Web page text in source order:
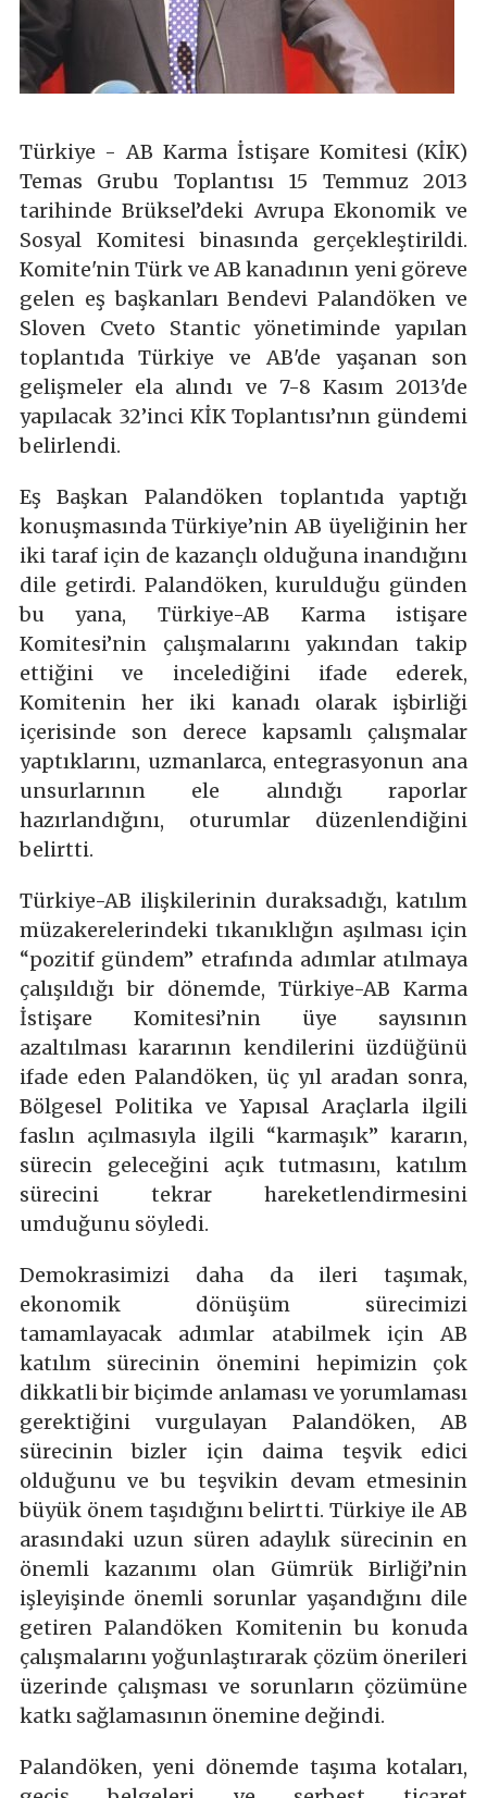
Türkiye - AB Karma İstişare Komitesi (KİK)
Temas Grubu Toplantısı 15 Temmuz 2013
tarihinde Brüksel’deki Avrupa Ekonomik ve
Sosyal Komitesi binasında gerçekleştirildi.
Komite'nin Türk ve AB kanadının yeni göreve
gelen eş başkanları Bendevi Palandöken ve
Sloven Cveto Stantic yönetiminde yapılan
toplantıda Türkiye ve AB'de yaşanan son
gelişmeler ela alındı ve 7-8 Kasım 2013'de
yapılacak 32’inci KİK Toplantısı’nın gündemi
belirlendi.
Eş Başkan Palandöken toplantıda yaptığı
konuşmasında Türkiye’nin AB üyeliğinin her
iki taraf için de kazançlı olduğuna inandığını
dile getirdi. Palandöken, kurulduğu günden
bu yana, Türkiye-AB Karma istişare
Komitesi’nin çalışmalarını yakından takip
ettiğini ve incelediğini ifade ederek,
Komitenin her iki kanadı olarak işbirliği
içerisinde son derece kapsamlı çalışmalar
yaptıklarını, uzmanlarca, entegrasyonun ana
unsurlarının ele alındığı raporlar
hazırlandığını, oturumlar düzenlendiğini
belirtti.
Türkiye-AB ilişkilerinin duraksadığı, katılım
müzakerelerindeki tıkanıklığın aşılması için
“pozitif gündem” etrafında adımlar atılmaya
çalışıldığı bir dönemde, Türkiye-AB Karma
İstişare Komitesi’nin üye sayısının
azaltılması kararının kendilerini üzdüğünü
ifade eden Palandöken, üç yıl aradan sonra,
Bölgesel Politika ve Yapısal Araçlarla ilgili
faslın açılmasıyla ilgili “karmaşık” kararın,
sürecin geleceğini açık tutmasını, katılım
sürecini tekrar hareketlendirmesini
umduğunu söyledi.
Demokrasimizi daha da ileri taşımak,
ekonomik dönüşüm sürecimizi
tamamlayacak adımlar atabilmek için AB
katılım sürecinin önemini hepimizin çok
dikkatli bir biçimde anlaması ve yorumlaması
gerektiğini vurgulayan Palandöken, AB
sürecinin bizler için daima teşvik edici
olduğunu ve bu teşvikin devam etmesinin
büyük önem taşıdığını belirtti. Türkiye ile AB
arasındaki uzun süren adaylık sürecinin en
önemli kazanımı olan Gümrük Birliği’nin
işleyişinde önemli sorunlar yaşandığını dile
getiren Palandöken Komitenin bu konuda
çalışmalarını yoğunlaştırarak çözüm önerileri
üzerinde çalışması ve sorunların çözümüne
katkı sağlamasının önemine değindi.
Palandöken, yeni dönemde taşıma kotaları,